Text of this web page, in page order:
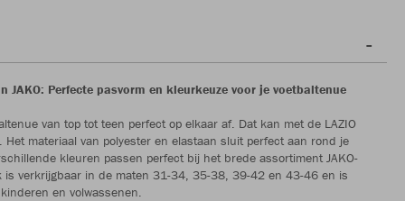
JAKO: Perfecte pasvorm en kleurkeuze voor je voetbaltenue
van top tot teen perfect op elkaar af. Dat kan met de LAZIO
Het materiaal van polyester en elastaan sluit perfect aan rond je
kleuren passen perfect bij het brede assortiment JAKO-
is verkrijgbaar in de maten 31-34, 35-38, 39-42 en 43-46 en is
en volwassenen.